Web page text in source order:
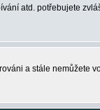
atd. potřebujete
a stále nemůžete